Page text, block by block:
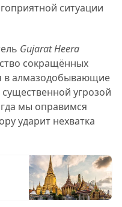
ситуации
Gujarat Heera
сокращённых
в алмазодобывающие
угрозой
мы оправимся
ударит нехватка